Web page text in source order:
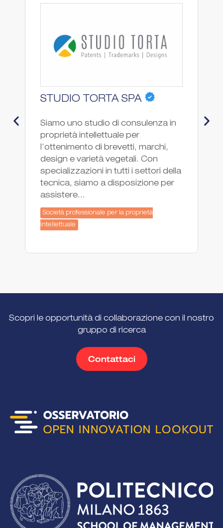
STUDIO TORTA SPA
Siamo uno studio di consulenza in
proprietà intellettuale per
l’ottenimento di brevetti, marchi,
design e varietà vegetali. Con
specializzazioni in tutti i settori della
tecnica, siamo a disposizione per
assistere...
Società professionale per la proprietà
intellettuale
Scopri le opportunità di collaborazione con il nostro
gruppo di ricerca
Contattaci